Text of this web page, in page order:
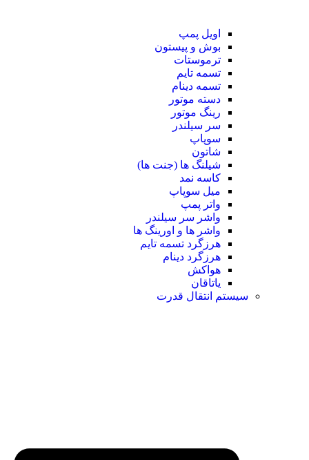
اویل پمپ
بوش و پیستون
ترموستات
تسمه تایم
تسمه دینام
دسته موتور
رینگ موتور
سر سیلندر
سوپاپ
شاتون
شیلنگ ها (جنت ها)
کاسه نمد
میل سوپاپ
واتر پمپ
واشر سر سیلندر
واشر ها و اورینگ ها
هرزگرد تسمه تایم
هرزگرد دینام
هواکش
یاتاقان
سیستم انتقال قدرت